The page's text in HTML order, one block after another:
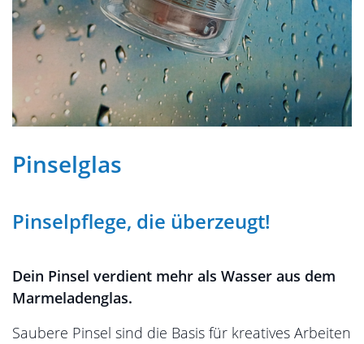
Pinselglas
Pinselpflege, die überzeugt!
Dein Pinsel verdient mehr als Wasser aus dem
Marmeladenglas.
Saubere Pinsel sind die Basis für kreatives Arbeiten